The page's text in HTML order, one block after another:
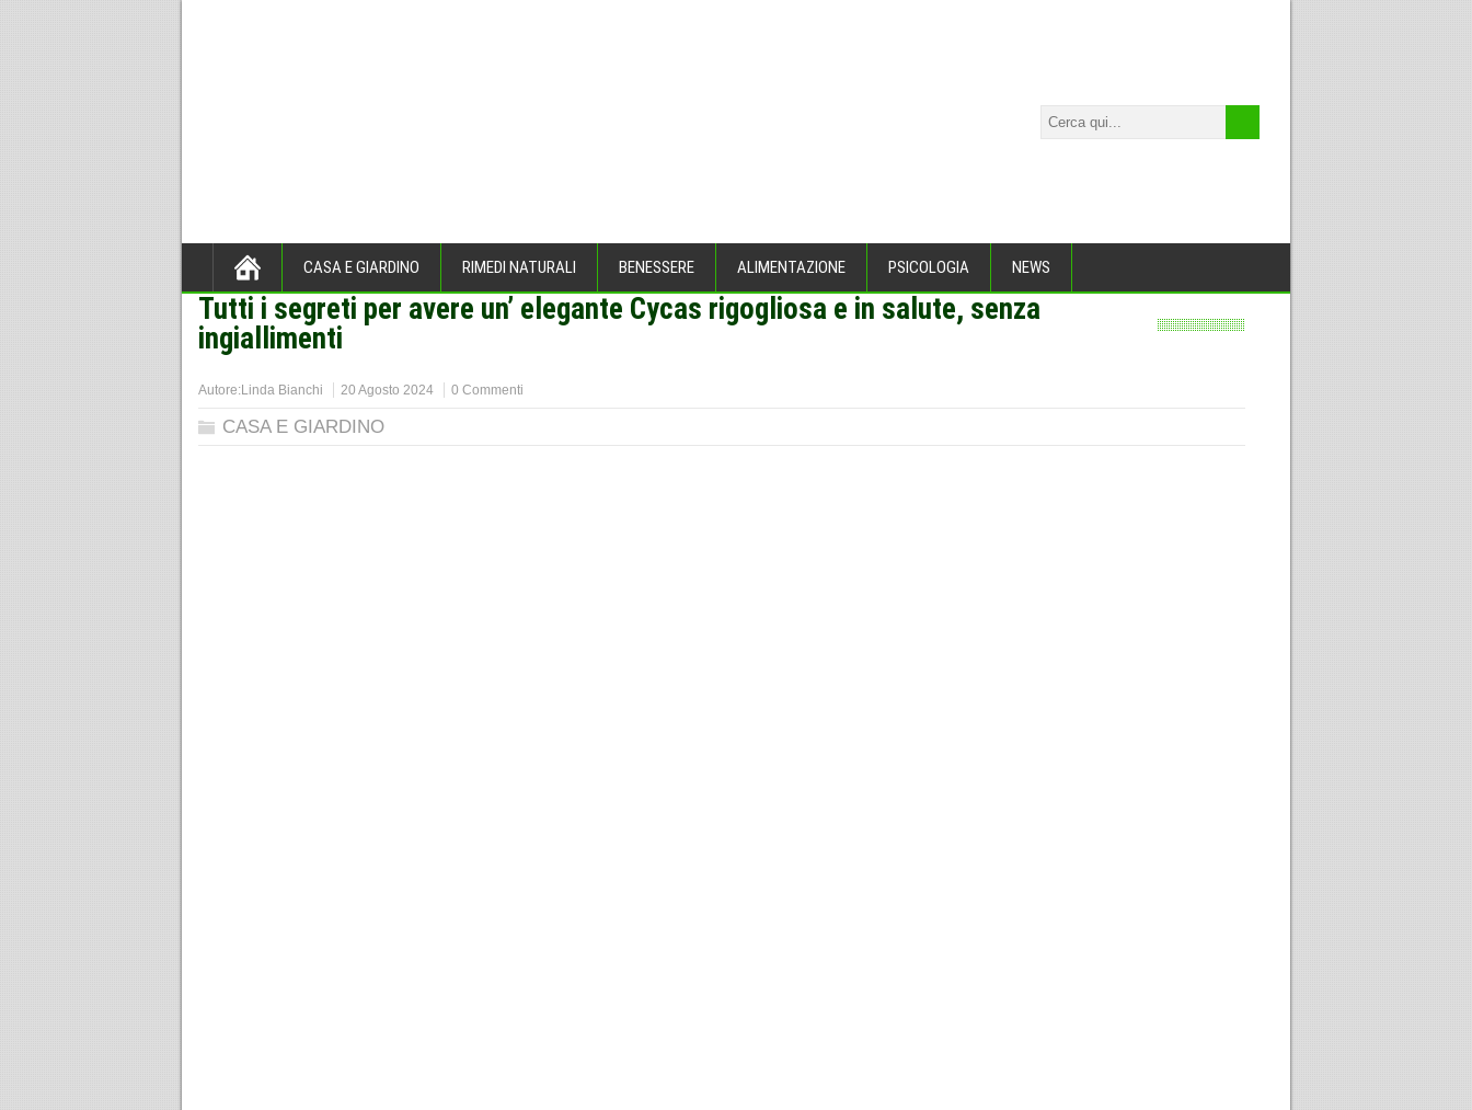
CASA E GIARDINO RIMEDI NATURALI BENESSERE ALIMENTAZIONE PSICOLOGIA NEWS
Home> CASA E GIARDINO>
Tutti i segreti per avere un’ elegante Cycas rigogliosa e in salute, senza
ingiallimenti
Autore:Linda Bianchi 20 Agosto 2024 0 Commenti
CASA E GIARDINO